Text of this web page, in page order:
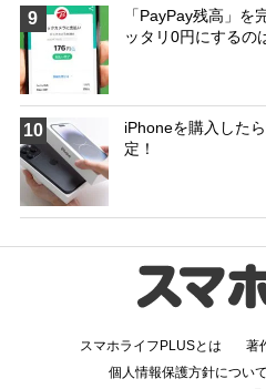
9
「PayPay残高」
ッタリ0円にするの
10
iPhoneを購入した
定！
スマホライフPLUSとは 著
個人情報保護方針について